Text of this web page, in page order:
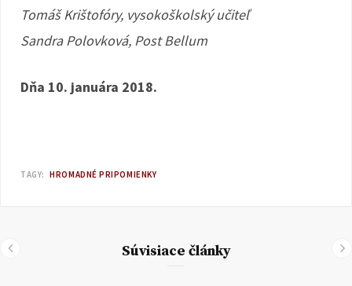
Tomáš Krištofóry, vysokoškolský učiteľ
Sandra Polovková, Post Bellum
Dňa 10. januára 2018.
TAGY: HROMADNÉ PRIPOMIENKY
Súvisiace články